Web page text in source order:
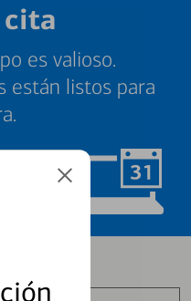
cita
es valioso.
están listos para